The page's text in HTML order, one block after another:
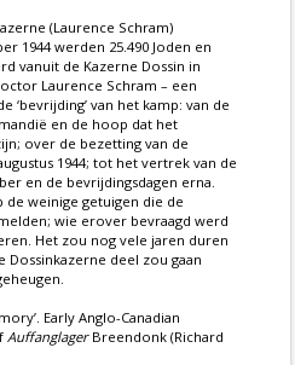
(Laurence Schram)
1944 werden 25.490 Joden en
vanuit de Kazerne Dossin in
Laurence Schram – een
van het kamp: van de
en de hoop dat het
over de bezetting van de
1944; tot het vertrek van de
en de bevrijdingsdagen erna.
de weinige getuigen die de
wie erover bevraagd werd
Het zou nog vele jaren duren
deel zou gaan
Early Anglo-Canadian
AuffanglagerBreendonk (Richard